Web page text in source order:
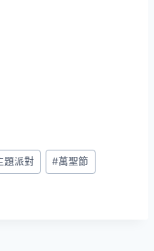
題派對 #萬聖節